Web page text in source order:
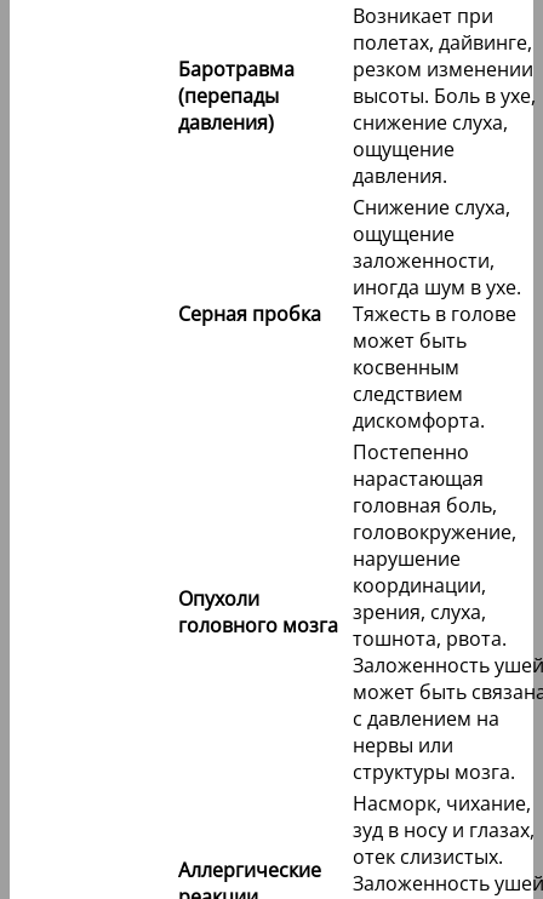
Баротравма
(перепады
давления)
Возникает при
полетах, дайвинге,
резком изменении
высоты. Боль в ухе,
снижение слуха,
ощущение
давления.
Серная пробка
Снижение слуха,
ощущение
заложенности,
иногда шум в ухе.
Тяжесть в голове
может быть
косвенным
следствием
дискомфорта.
Опухоли
головного мозга
Постепенно
нарастающая
головная боль,
головокружение,
нарушение
координации,
зрения, слуха,
тошнота, рвота.
Заложенность ушей
может быть
с давлением на
нервы или
структуры мозга.
Аллергические
Насморк, чихание,
зуд в носу и глазах,
отек слизистых.
Заложенность ушей